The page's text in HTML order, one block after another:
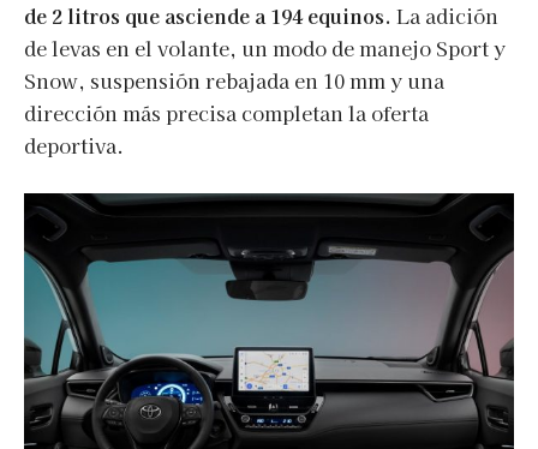
de 2 litros que asciende a 194 equinos. La adición
de levas en el volante, un modo de manejo Sport y
Snow, suspensión rebajada en 10 mm y una
dirección más precisa completan la oferta
deportiva.